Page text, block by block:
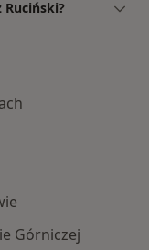
Ruciński?
Górniczej